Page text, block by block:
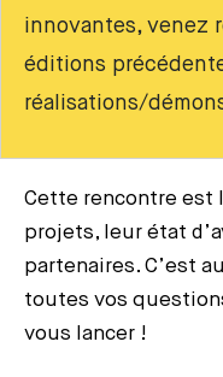
innovantes, venez
éditions
réalisations/
Cette rencontre est
projets, leur état
partenaires. C’est
toutes vos
vous lancer !